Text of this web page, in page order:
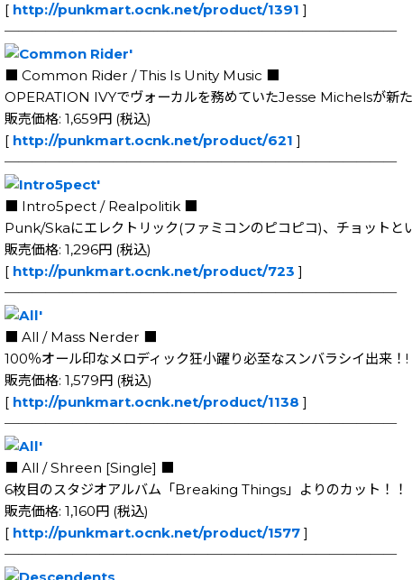
[ http://punkmart.ocnk.net/product/1391 ]
─────────────────────────────
■ Common Rider / This Is Unity Music ■
OPERATION IVYでヴォーカルを務めていたJesse Michelsが新
販売価格: 1,659円 (税込)
[ http://punkmart.ocnk.net/product/621 ]
─────────────────────────────
■ Intro5pect / Realpolitik ■
Punk/Skaにエレクトリック(ファミコンのピコピコ)、チョット
販売価格: 1,296円 (税込)
[ http://punkmart.ocnk.net/product/723 ]
─────────────────────────────
■ All / Mass Nerder ■
100％オール印なメロディック狂小躍り必至なスンバラシイ出来！!
販売価格: 1,579円 (税込)
[ http://punkmart.ocnk.net/product/1138 ]
─────────────────────────────
■ All / Shreen [Single] ■
6枚目のスタジオアルバム「Breaking Things」よりのカット！！
販売価格: 1,160円 (税込)
[ http://punkmart.ocnk.net/product/1577 ]
─────────────────────────────